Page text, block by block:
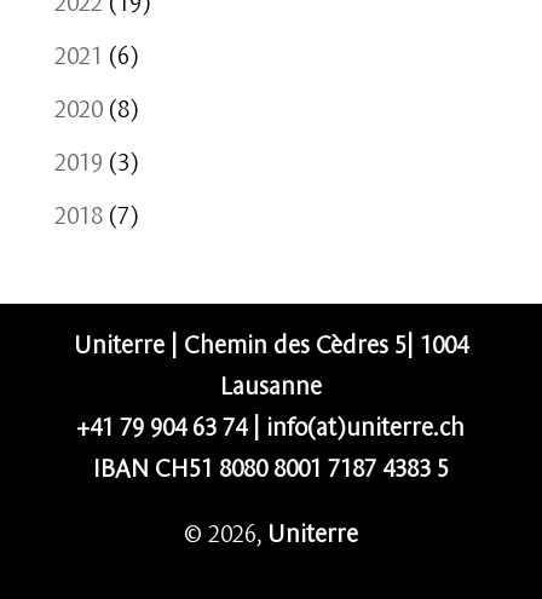
2021 (6)
2020(8)
2019 (3)
2018(7)
Uniterre | Chemin des Cèdres 5| 1004
Lausanne
+41 79 904 63 74| info(at)uniterre.ch
IBAN CH51 8080 8001 7187 4383 5
© 2026, Uniterre